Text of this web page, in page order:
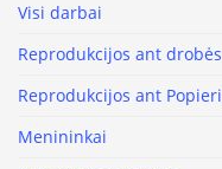
Visi darbai
Reprodukcijos ant drobės
Reprodukcijos ant
Menininkai